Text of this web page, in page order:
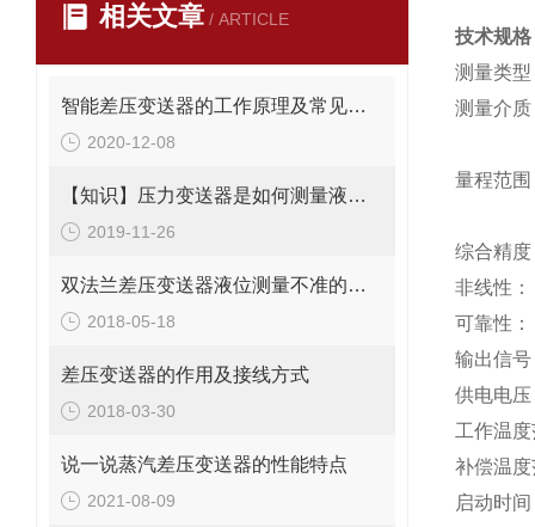
相关文章 / ARTICLE
智能差压变送器的工作原理及常见故障处理
2020-12-08
【知识】压力变送器是如何测量液位的？
2019-11-26
双法兰差压变送器液位测量不准的解决方法
2018-05-18
差压变送器的作用及接线方式
2018-03-30
说一说蒸汽差压变送器的性能特点
2021-08-09
技术规格
测量类型
测量介质
量程范围
综合精度
非线性：
可靠性：
输出信号
供电电压
工作温
补偿温
启动时